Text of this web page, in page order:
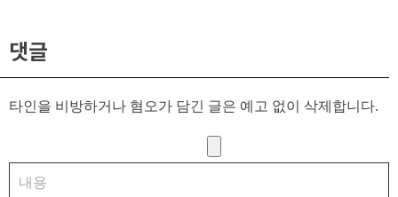
댓글
타인을 비방하거나 혐오가 담긴 글은 예고 없이 삭제합니다.